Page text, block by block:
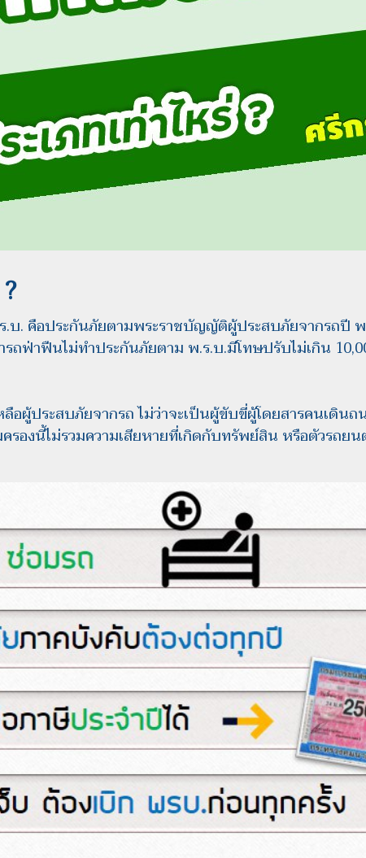
. คือประกันภัยตามพระราชบัญญัติผู้ประสบภัยจากรถปี
ถฟ่าฟืนไม่ทำประกันภัยตาม พ.ร.บ.มีโทษปรับไม่เกิน
อผู้ประสบภัยจากรถ ไม่ว่าจะเป็นผู้ขับขี่ผู้โดยสารคนเดิน
รองนี้ไม่รวมความเสียหายที่เกิดกับทรัพย์สิน หรือตัวรถ